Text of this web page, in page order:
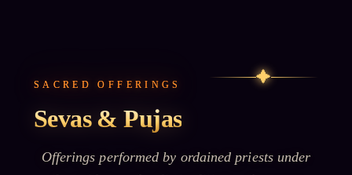
SACRED OFFERINGS ✦
Sevas & Pujas
Offerings performed by ordained priests under